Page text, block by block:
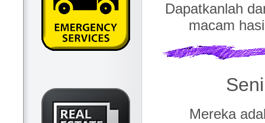
Dapatkanlah
macam
Mereka